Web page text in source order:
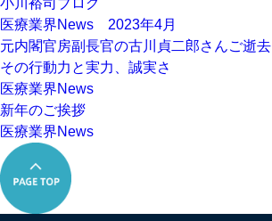
医療業界News 2023年4月
元内閣官房副長官の古川貞二郎さんご逝去
その行動力と実力、誠実さ
医療業界News
新年のご挨拶
医療業界News